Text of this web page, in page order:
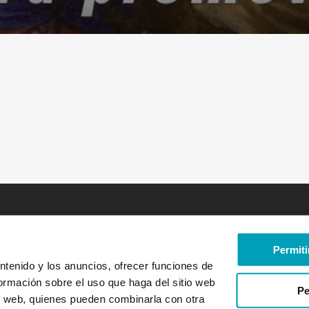
y los anuncios, ofrecer funciones de
sobre el uso que haga del sitio web
quienes pueden combinarla con otra
RECURSOS